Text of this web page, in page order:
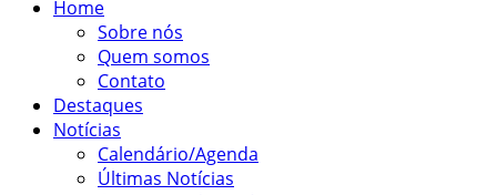
Home
Sobre nós
Quem somos
Contato
Destaques
Notícias
Calendário/Agenda
Últimas Notícias